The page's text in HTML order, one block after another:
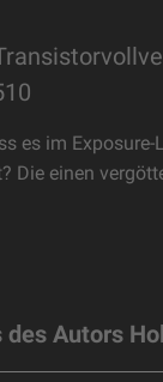
es im
Die einen
des Autors